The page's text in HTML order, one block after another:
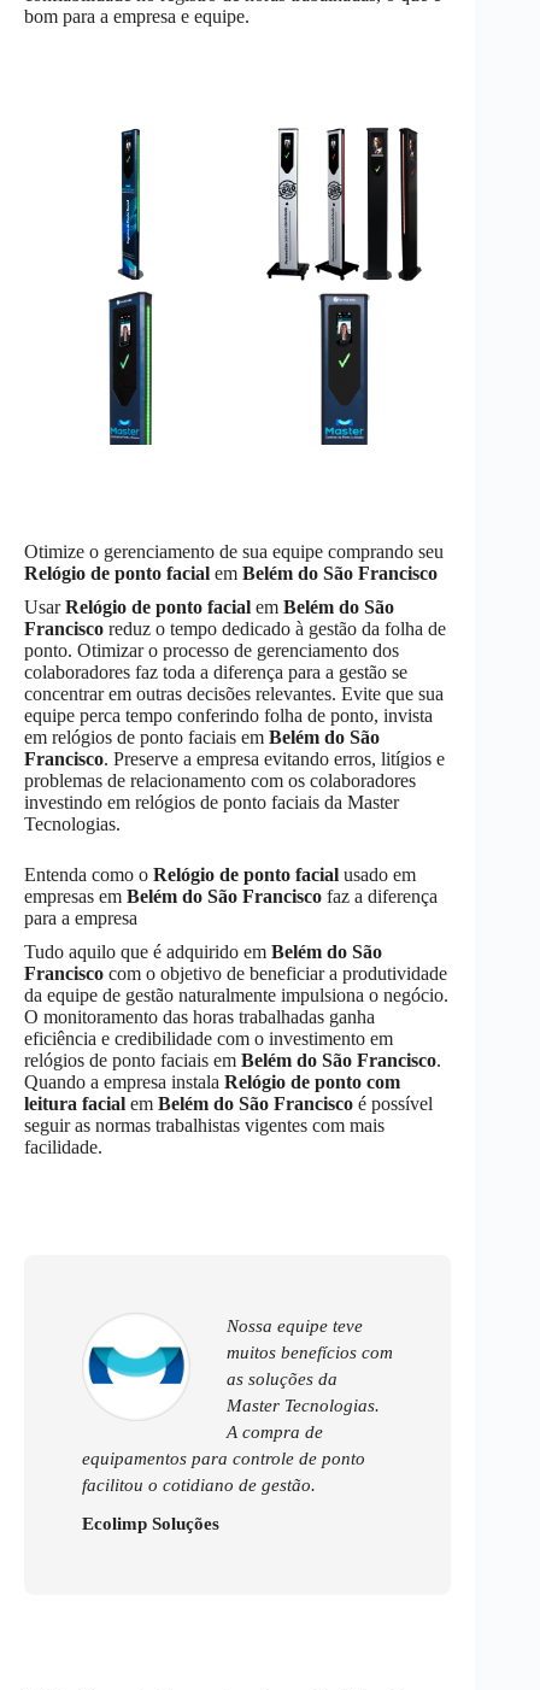
bom para a empresa e equipe.
Otimize o gerenciamento de sua equipe comprando seu
Relógio de ponto facial em Belém do São Francisco
UsarRelógio de ponto facial em Belém do São
Francisco reduz o tempo dedicado à gestão da folha de
ponto. Otimizar o processo de gerenciamento dos
colaboradores faz toda a diferença para a gestão se
concentrar em outras decisões relevantes. Evite que sua
equipe perca tempo conferindo folha de ponto, invista
em relógios de ponto faciais em Belém do São
Francisco. Preserve a empresa evitando erros, litígios e
problemas de relacionamento com os colaboradores
investindo em relógios de ponto faciais da Master
Tecnologias.
Entenda como o Relógio de ponto facial usado em
empresas em Belém do São Francisco faz a diferença
para a empresa
Tudo aquilo que é adquirido em Belém do São
Francisco com o objetivo de beneficiar a produtividade
da equipe de gestão naturalmente impulsiona o negócio.
O monitoramento das horas trabalhadas ganha
eficiência e credibilidade com o investimento em
relógios de ponto faciais em Belém do São Francisco.
Quando a empresa instala Relógio de ponto com
leitura facial em Belém do São Francisco é possível
seguir as normas trabalhistas vigentes com mais
facilidade.
Nossa equipe teve
muitos benefícios com
as soluções da
Master Tecnologias.
A compra de
equipamentos para controle de ponto
facilitou o cotidiano de gestão.
Ecolimp Soluções